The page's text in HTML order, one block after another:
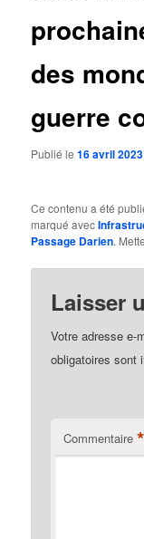
des
guerre
Publié le16 avril 2023
Ce contenu a été
marqué avec
Passage Darien.
Laisser
Votre adresse e-
obligatoires sont
Commentaire *